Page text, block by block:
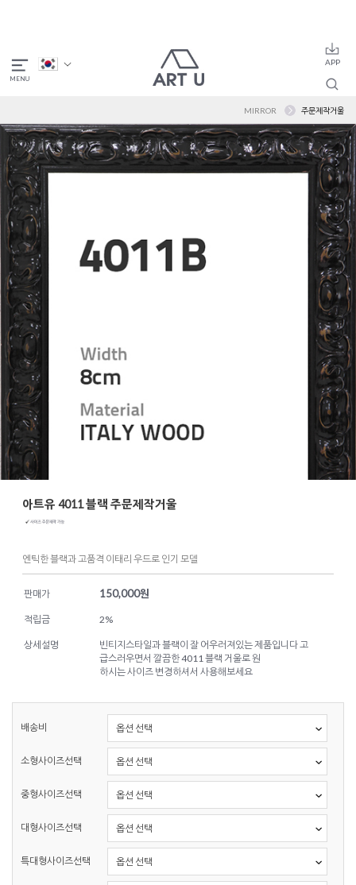
MIRROR 주문제작거울
아트유 4011 블랙 주문제작거울
엔틱한 블랙과 고품격 이태리 우드로 인기 모델
판매가 150,000원
적립금 2%
상세설명
빈티지스타일과 블랙이 잘 어우러져있는 제품입니다 고
급스러우면서 깔끔한 4011 블랙 거울로 원
하시는 사이즈 변경하셔서 사용해보세요
배송비
소형사이즈선택
중형사이즈선택
대형사이즈선택
특대형사이즈선택